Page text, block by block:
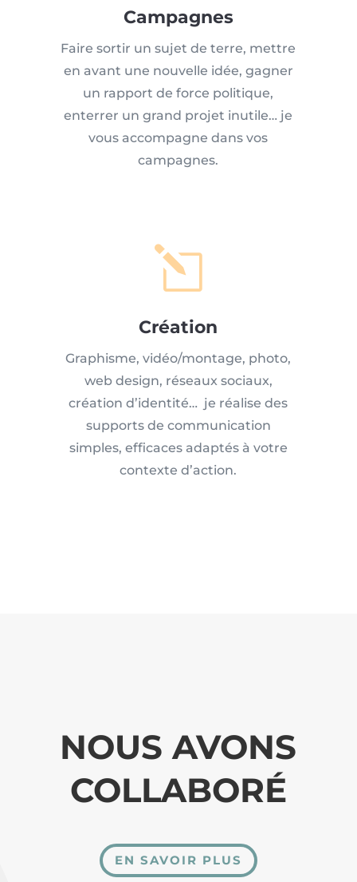
Campagnes
Faire sortir un sujet de terre, mettre
en avant une nouvelle idée, gagner
un rapport de force politique,
enterrer un grand projet inutile… je
vous accompagne dans vos
campagnes.
l
Création
Graphisme, vidéo/montage, photo,
web design, réseaux sociaux,
création d’identité… je réalise des
supports de communication
simples, efficaces adaptés à votre
contexte d’action.
NOUS AVONS
COLLABORÉ
EN SAVOIR PLUS